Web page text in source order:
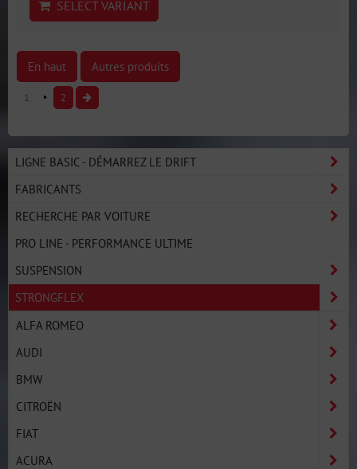
SELECT VARIANT
En haut Autres produits
1 2
LIGNE BASIC - DÉMARREZ LE DRIFT
FABRICANTS
RECHERCHE PAR VOITURE
PRO LINE - PERFORMANCE ULTIME
SUSPENSION
STRONGFLEX
ALFA ROMEO
AUDI
BMW
CITROËN
FIAT
ACURA